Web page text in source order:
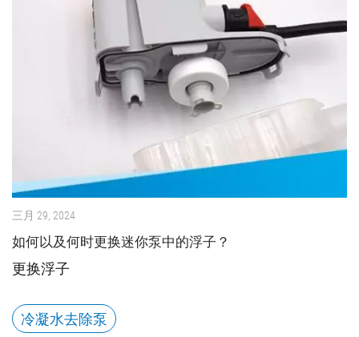
三月 29, 2024
如何以及何时更换迷你泵中的浮子？
更换浮子
冷凝水去除泵